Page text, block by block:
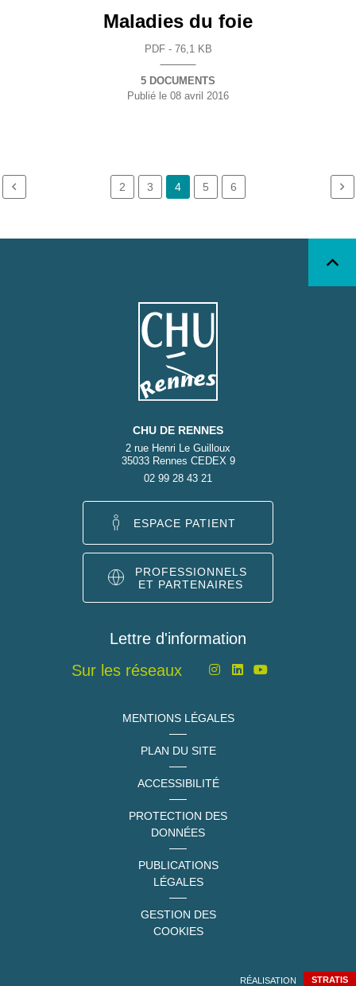
Maladies du foie
PDF - 76,1 KB
5 DOCUMENTS
Publié le 08 avril 2016
2 3 4 5 6
CHU DE RENNES
2 rue Henri Le Guilloux
35033 Rennes CEDEX 9
02 99 28 43 21
ESPACE PATIENT
PROFESSIONNELS
ET PARTENAIRES
Lettre d'information
Sur les réseaux
MENTIONS LÉGALES
PLAN DU SITE
ACCESSIBILITÉ
PROTECTION DES
DONNÉES
PUBLICATIONS
LÉGALES
GESTION DES
COOKIES
RÉALISATION STRATIS